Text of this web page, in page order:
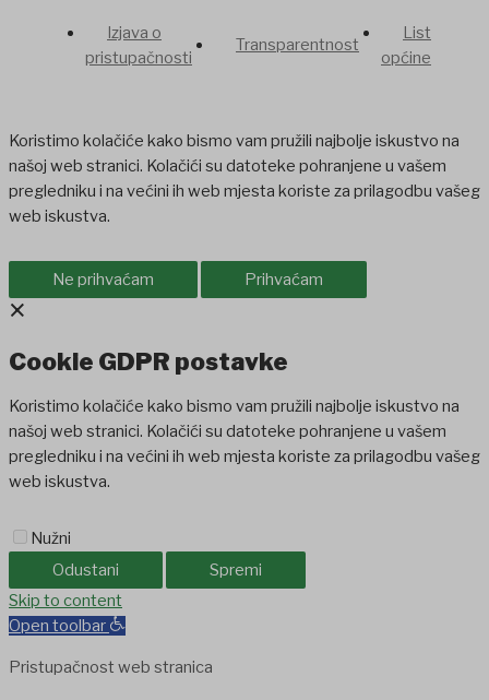
Izjava o
pristupačnosti
Transparentnost
List
općine
Koristimo kolačiće kako bismo vam pružili najbolje iskustvo na
našoj web stranici. Kolačići su datoteke pohranjene u vašem
pregledniku i na većini ih web mjesta koriste za prilagodbu vašeg
web iskustva.
Ne prihvaćam Prihvaćam
×
Cookie GDPR postavke
Koristimo kolačiće kako bismo vam pružili najbolje iskustvo na
našoj web stranici. Kolačići su datoteke pohranjene u vašem
pregledniku i na većini ih web mjesta koriste za prilagodbu vašeg
web iskustva.
Nužni
Odustani
Spremi
Skip to content
Open toolbar
Pristupačnost web stranica